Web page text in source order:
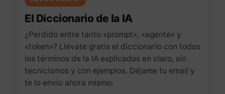
El Diccionario de la IA
¿Perdido entre tanto «prompt», «agente» y
«token»? Llévate gratis el diccionario con todos
los términos de la IA explicados en claro, sin
tecnicismos y con ejemplos. Déjame tu email y
te lo envío ahora mismo: